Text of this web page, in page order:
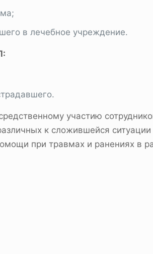
в лечебное учреждение.
участию
к сложившейся
при травмах и ранениях в